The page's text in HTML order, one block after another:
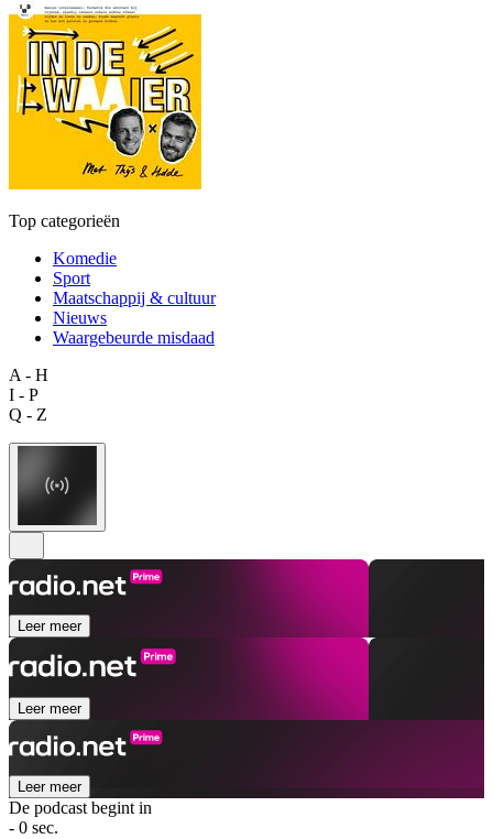
Top categorieën
Komedie
Sport
Maatschappij & cultuur
Nieuws
Waargebeurde misdaad
A - H
I - P
Q - Z
Leer meer
Leer meer
Leer meer
De podcast begint in
- 0 sec.